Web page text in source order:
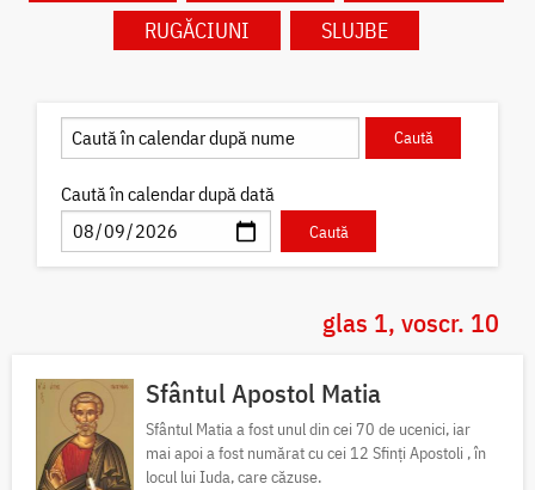
RUGĂCIUNI
SLUJBE
Caută în calendar după dată
glas 1, voscr. 10
Sfântul Apostol Matia
Sfântul Matia a fost unul din cei 70 de ucenici, iar
mai apoi a fost numărat cu cei 12 Sfinți Apostoli , în
locul lui Iuda, care căzuse.